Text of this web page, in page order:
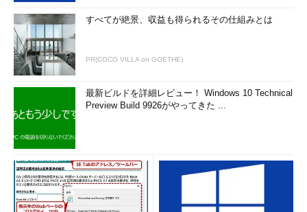
すべてが絶景、収益も得られるその仕組みとは
PR(COCO VILLA on GOETHE)
最新ビルドを詳細レビュー！ Windows 10 Technical
Preview Build 9926がやってきた ...